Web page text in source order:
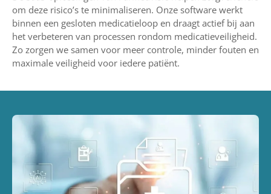
om deze risico’s te minimaliseren. Onze software werkt
binnen een gesloten medicatieloop en draagt actief bij aan
het verbeteren van processen rondom medicatieveiligheid.
Zo zorgen we samen voor meer controle, minder fouten en
maximale veiligheid voor iedere patiënt.